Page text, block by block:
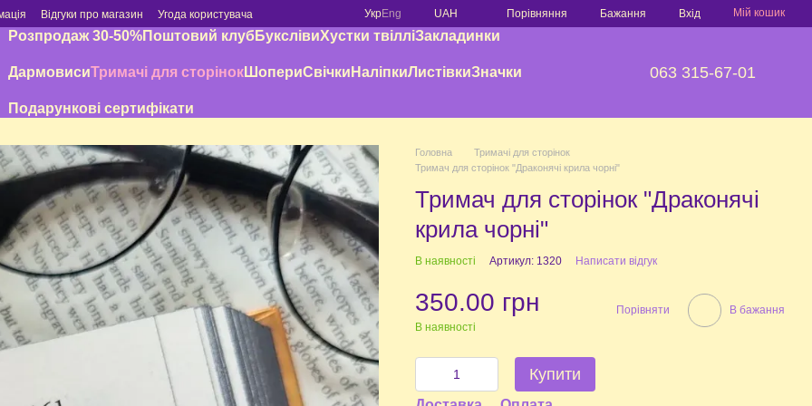
Відгуки про магазин
Угода користувача
УкрEng UAH Порівняння Бажання Вхід Мій кошик
Розпродаж 30-50%Поштовий клубБукслівиХустки твілліЗакладинки
ДармовисиТримачі для сторінокШопериСвічки НаліпкиЛистівкиЗначки
Подарункові сертифікати
063 315-67-01
Головна
Тримачі для сторінок
Тримач для сторінок "Драконячі крила чорні"
Тримач для сторінок "Драконячі
крила чорні"
В наявності Артикул: 1320 Написати відгук
350.00 грн
В наявності
Порівняти В бажання
Купити